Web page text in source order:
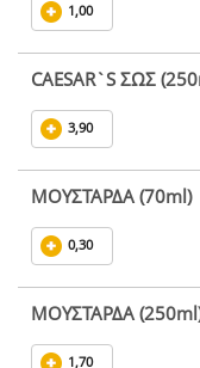
1,00
CAESAR`S ΣΩΣ
3,90
ΜΟΥΣΤΑΡΔΑ (70ml)
0,30
ΜΟΥΣΤΑΡΔΑ
1,70